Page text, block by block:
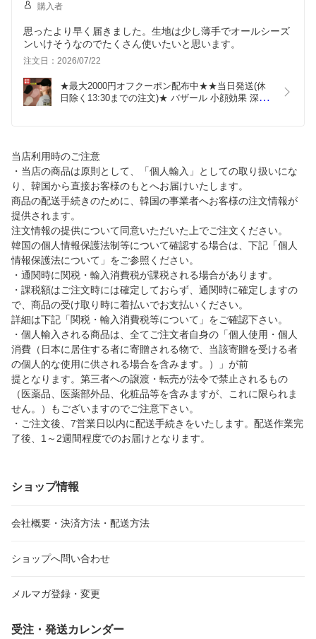
購入者
思ったより早く届きました。生地は少し薄手でオールシーズ
ンいけそうなのでたくさん使いたいと思います。
注文日：2026/07/22
★最大2000円オフクーポン配布中★★当日発送(休
日除く13:30までの注文)★ バザール 小顔効果 深め
当店利用時のご注意
・当店の商品は原則として、「個人輸入」としての取り扱いにな
り、韓国から直接お客様のもとへお届けいたします。
商品の配送手続きのために、韓国の事業者へお客様の注文情報が
提供されます。
注文情報の提供について同意いただいた上でご注文ください。
韓国の個人情報保護法制等について確認する場合は、下記「個人
情報保護法について」をご参照ください。
・通関時に関税・輸入消費税が課税される場合があります。
・課税額はご注文時には確定しておらず、通関時に確定しますの
で、商品の受け取り時に着払いでお支払いください。
詳細は下記「関税・輸入消費税等について」をご確認下さい。
・個人輸入される商品は、全てご注文者自身の「個人使用・個人
消費（日本に居住する者に寄贈される物で、当該寄贈を受ける者
の個人的な使用に供される場合を含みます。）」が前
提となります。第三者への譲渡・転売が法令で禁止されるもの
（医薬品、医薬部外品、化粧品等を含みますが、これに限られま
せん。）もございますのでご注意下さい。
・ご注文後、7営業日以内に配送手続きをいたします。配送作業完
了後、1～2週間程度でのお届けとなります。
ショップ情報
会社概要・決済方法・配送方法
ショップへ問い合わせ
メルマガ登録・変更
受注・発送カレンダー